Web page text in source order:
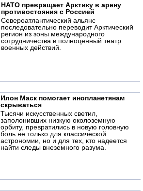
НАТО превращает Арктику в арену
противостояния с Россией
Североатлантический альянс
последовательно переводит Арктический
регион из зоны международного
сотрудничества в полноценный театр
военных действий.
Илон Маск помогает инопланетянам
скрываться
Тысячи искусственных светил,
заполонивших низкую околоземную
орбиту, превратились в новую головную
боль не только для классической
астрономии, но и для тех, кто надеется
найти следы внеземного разума.